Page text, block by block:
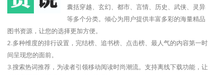
囊括穿越、玄幻、都市、言情、历史、武侠、灵异
等多个分类。倾心为用户提供丰富多彩的海量精品
图书资源，让您的选择更加方便。
2.多种维度的排行设置，完结榜、追书榜、点击榜、最人气的内容第一时
间呈现您的面前。
3.搜索热词推荐，为读者引领移动阅读时尚潮流。支持离线下载功能，让